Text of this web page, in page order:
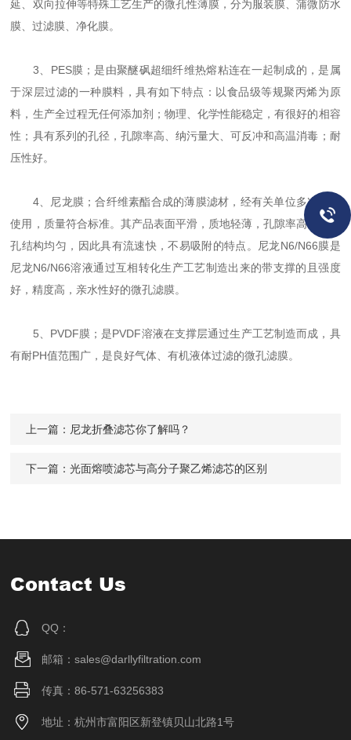
延、双向拉伸等特殊工艺生产的微孔性薄膜，分为服装膜、蒲微防水
膜、过滤膜、净化膜。
3、PES膜；是由聚醚砜超细纤维热熔粘连在一起制成的，是属
于深层过滤的一种膜料，具有如下特点：以食品级等规聚丙烯为原
料，生产全过程无任何添加剂；物理、化学性能稳定，有很好的相容
性；具有系列的孔径，孔隙率高、纳污量大、可反冲和高温消毒；耐
压性好。
4、尼龙膜；合纤维素酯合成的薄膜滤材，经有关单位多次广泛
使用，质量符合标准。其产品表面平滑，质地轻薄，孔隙率高，且微
孔结构均匀，因此具有流速快，不易吸附的特点。尼龙N6/N66膜是
尼龙N6/N66溶液通过互相转化生产工艺制造出来的带支撑的且强度
好，精度高，亲水性好的微孔滤膜。
5、PVDF膜；是PVDF溶液在支撑层通过生产工艺制造而成，具
有耐PH值范围广，是良好气体、有机液体过滤的微孔滤膜。
上一篇： 尼龙折叠滤芯你了解吗？
下一篇：光面熔喷滤芯与高分子聚乙烯滤芯的区别
Contact Us
QQ：
邮箱：sales@darllyfiltration.com
传真：86-571-63256383
地址：杭州市富阳区新登镇贝山北路1号